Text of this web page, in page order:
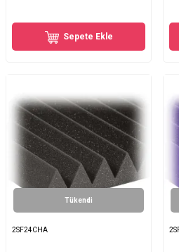
Sepete Ekle
Tükendi
2SF24CHA